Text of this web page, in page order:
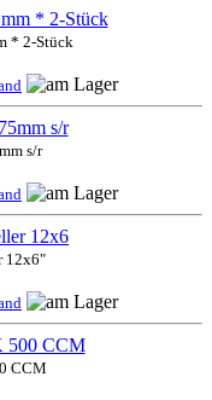
* 2-Stück
s/r
12x6"
CCM